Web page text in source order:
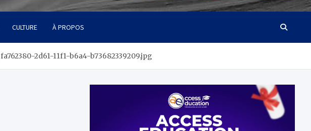
CULTURE À PROPOS
fa762380-2d61-11f1-b6a4-b73682339209.jpg